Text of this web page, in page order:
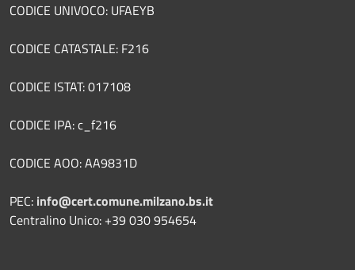
CODICE UNIVOCO: UFAEYB
CODICE CATASTALE: F216
CODICE ISTAT: 017108
CODICE IPA: c_f216
CODICE AOO: AA9831D
PEC: info@cert.comune.milzano.bs.it
Centralino Unico: +39 030 954654